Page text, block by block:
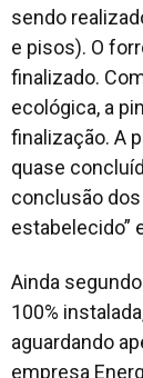
sendo
e pisos). O
finalizado.
ecológica, a
finalização. A
quase
conclusão
estabelecido”
Ainda
100%
aguardando
empresa